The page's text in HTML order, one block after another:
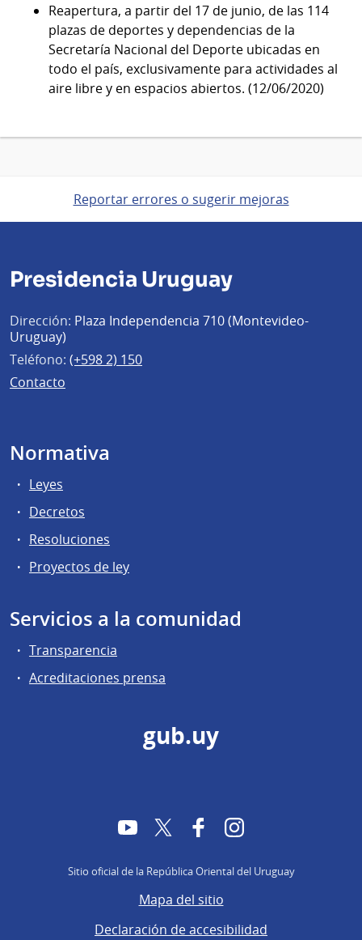
Reapertura, a partir del 17 de junio, de las 114
plazas de deportes y dependencias de la
Secretaría Nacional del Deporte ubicadas en
todo el país, exclusivamente para actividades al
aire libre y en espacios abiertos. (12/06/2020)
Reportar errores o sugerir mejoras
Presidencia Uruguay
Dirección: Plaza Independencia 710 (Montevideo-
Uruguay)
Teléfono: (+598 2) 150
Contacto
Normativa
Leyes
Decretos
Resoluciones
Proyectos de ley
Servicios a la comunidad
Transparencia
Acreditaciones prensa
gub.uy
YouTubeTwitter FacebookInstagram
Sitio oficial de la República Oriental del Uruguay
Mapa del sitio
Declaración de accesibilidad